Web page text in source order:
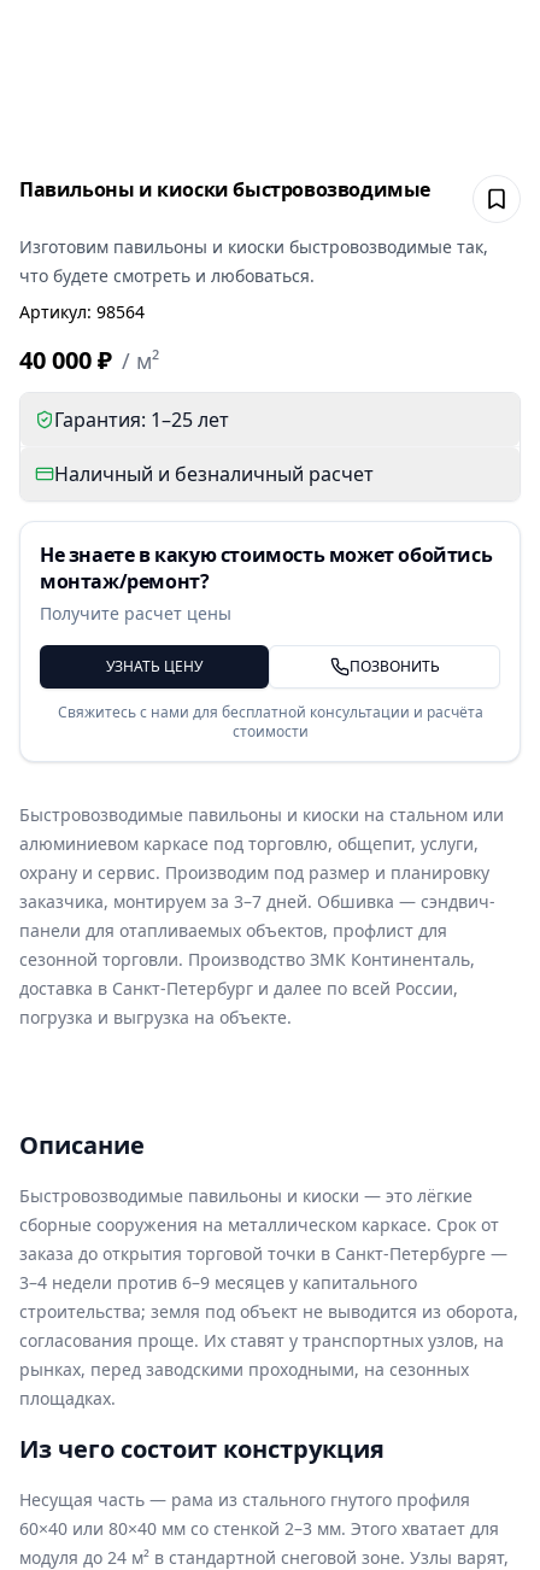
Павильоны и киоски быстровозводимые
Изготовим павильоны и киоски быстровозводимые так,
что будете смотреть и любоваться.
Артикул: 98564
40 000 ₽ / м²
Гарантия: 1–25 лет
Наличный и безналичный расчет
Не знаете в какую стоимость может обойтись
монтаж/ремонт?
Получите расчет цены
УЗНАТЬ ЦЕНУ ПОЗВОНИТЬ
Свяжитесь с нами для бесплатной консультации и расчёта
стоимости
Быстровозводимые павильоны и киоски на стальном или
алюминиевом каркасе под торговлю, общепит, услуги,
охрану и сервис. Производим под размер и планировку
заказчика, монтируем за 3–7 дней. Обшивка — сэндвич-
панели для отапливаемых объектов, профлист для
сезонной торговли. Производство ЗМК Континенталь,
доставка в Санкт-Петербург и далее по всей России,
погрузка и выгрузка на объекте.
Описание
Быстровозводимые павильоны и киоски — это лёгкие
сборные сооружения на металлическом каркасе. Срок от
заказа до открытия торговой точки в Санкт-Петербурге —
3–4 недели против 6–9 месяцев у капитального
строительства; земля под объект не выводится из оборота,
согласования проще. Их ставят у транспортных узлов, на
рынках, перед заводскими проходными, на сезонных
площадках.
Из чего состоит конструкция
Несущая часть — рама из стального гнутого профиля
60×40 или 80×40 мм со стенкой 2–3 мм. Этого хватает для
модуля до 24 м² в стандартной снеговой зоне. Узлы варят,